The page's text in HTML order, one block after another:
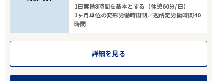
1日実働8時間を基本とする（休憩60分/日）
1ヶ月単位の変形労働時間制／週所定労働時間40
時間
詳細を見る